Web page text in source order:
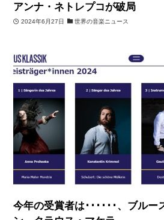
アンナ・ネトレプコが破局
2024年6月27日 世界の音楽ニュース
今年の受賞者は･･････、ブルー